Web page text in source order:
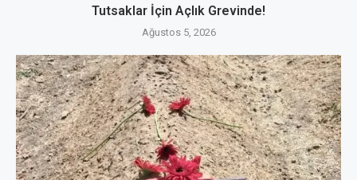
Tutsaklar İçin Açlık Grevinde!
Ağustos 5, 2026